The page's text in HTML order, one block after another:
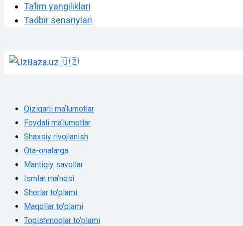
Taʼlim yangiliklari
Tadbir senariylari
Qiziqarli maʼlumotlar
Foydali maʼlumotlar
Shaxsiy rivojlanish
Ota-onalarga
Mantiqiy savollar
Ismlar maʼnosi
Sherlar to‘plami
Maqollar to‘plami
Topishmoqlar to‘plami